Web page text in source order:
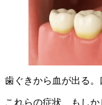
歯ぐきから血が出る。
これらの症状、もし